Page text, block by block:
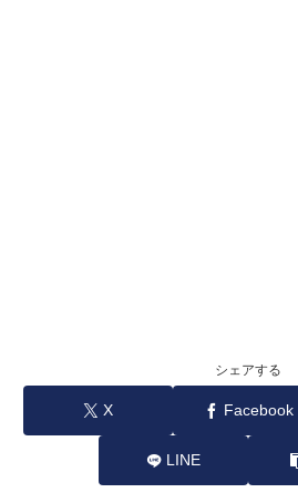
シェアする
X Facebook
LINE